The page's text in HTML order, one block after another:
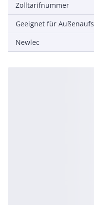
Zolltarifnummer
Newlec